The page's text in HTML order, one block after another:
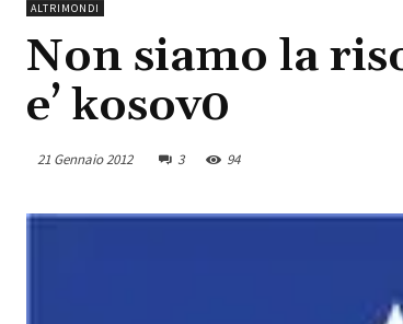
ALTRIMONDI
Non siamo la
e’ kosov0
21 Gennaio 2012 3 94